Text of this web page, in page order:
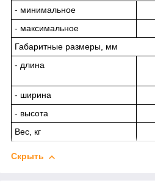
- минимальное
- максимальное
Габаритные размеры, мм
- длина
- ширина
- высота
Вес, кг
Скрыть